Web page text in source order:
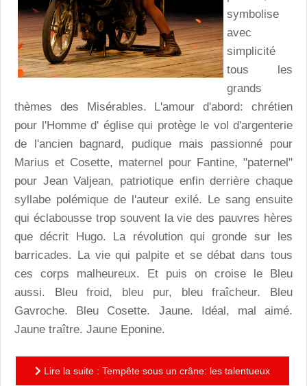
symbolise
avec
simplicité
tous les
grands
thèmes des Misérables. L'amour d'abord: chrétien
pour l'Homme d' église qui protège le vol d'argenterie
de l'ancien bagnard, pudique mais passionné pour
Marius et Cosette, maternel pour Fantine, "paternel"
pour Jean Valjean, patriotique enfin derrière chaque
syllabe polémique de l'auteur exilé. Le sang ensuite
qui éclabousse trop souvent la vie des pauvres hères
que décrit Hugo. La révolution qui gronde sur les
barricades. La vie qui palpite et se débat dans tous
ces corps malheureux. Et puis on croise le Bleu
aussi. Bleu froid, bleu pur, bleu fraîcheur. Bleu
Gavroche. Bleu Cosette. Jaune. Idéal, mal aimé.
Jaune traître. Jaune Eponine.
Lire la suite : Tempête sous un crâne: les talentueux